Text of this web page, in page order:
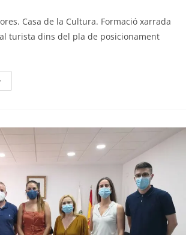
Casa de la Cultura. Formació xarrada
turista dins del pla de posicionament